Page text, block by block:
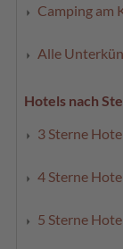
Camping am
Alle
Hotels nach
3 Sterne
4 Sterne
5 Sterne